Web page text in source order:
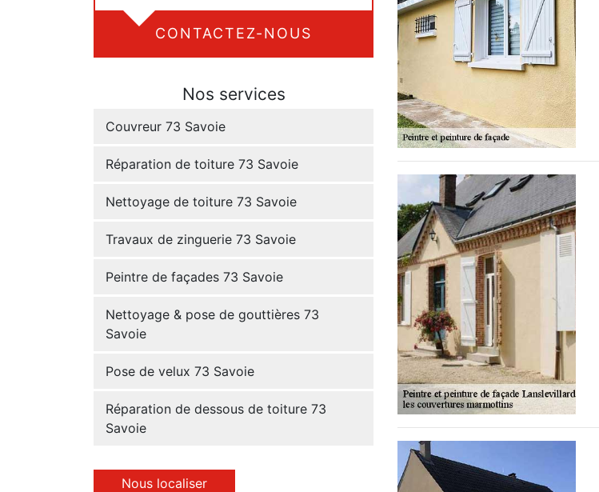
CONTACTEZ-NOUS
Nos services
Couvreur 73 Savoie
Réparation de toiture 73 Savoie
Nettoyage de toiture 73 Savoie
Travaux de zinguerie 73 Savoie
Peintre de façades 73 Savoie
Nettoyage & pose de gouttières 73
Savoie
Pose de velux 73 Savoie
Réparation de dessous de toiture 73
Savoie
Nous localiser